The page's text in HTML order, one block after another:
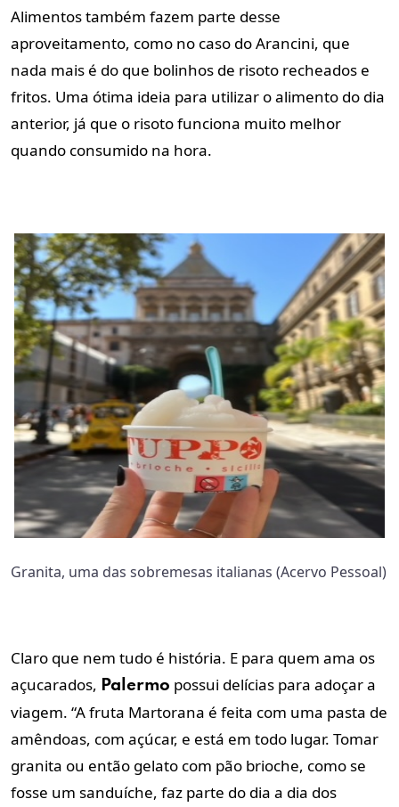
Alimentos também fazem parte desse
aproveitamento, como no caso do Arancini, que
nada mais é do que bolinhos de risoto recheados e
fritos. Uma ótima ideia para utilizar o alimento do dia
anterior, já que o risoto funciona muito melhor
quando consumido na hora.
Granita, uma das sobremesas italianas (Acervo Pessoal)
Claro que nem tudo é história. E para quem ama os
açucarados, Palermo possui delícias para adoçar a
viagem. “A fruta Martorana é feita com uma pasta de
amêndoas, com açúcar, e está em todo lugar. Tomar
granita ou então gelato com pão brioche, como se
fosse um sanduíche, faz parte do dia a dia dos